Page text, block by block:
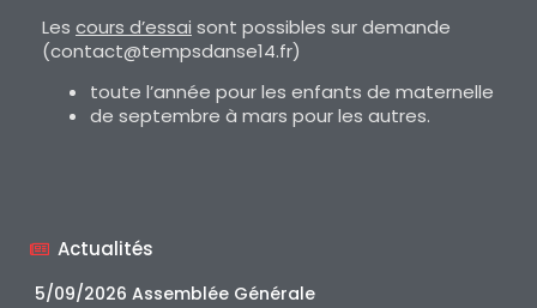
Les cours d’essai sont possibles sur demande
(contact@tempsdanse14.fr)
toute l’année pour les enfants de maternelle
de septembre à mars pour les autres.
Actualités
5/09/2026 Assemblée Générale